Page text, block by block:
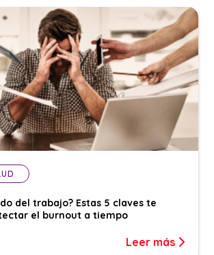
del trabajo? Estas 5 claves te
el burnout a tiempo
Leer más